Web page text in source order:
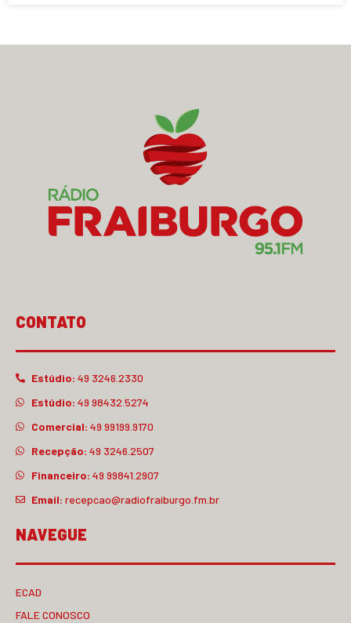
CONTATO
Estúdio: 49 3246.2330
Estúdio: 49 98432.5274
Comercial: 49 99199.9170
Recepção: 49 3246.2507
Financeiro: 49 99841.2907
Email: recepcao@radiofraiburgo.fm.br
NAVEGUE
ECAD
FALE CONOSCO